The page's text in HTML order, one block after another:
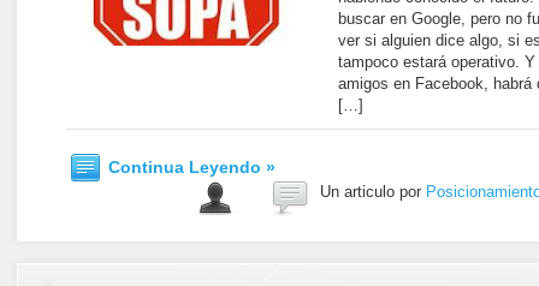
buscar en Google, pero no
ver si alguien dice algo, si
tampoco estará operativo.
amigos en Facebook, habrá
[…]
Continua Leyendo »
Un articulo por